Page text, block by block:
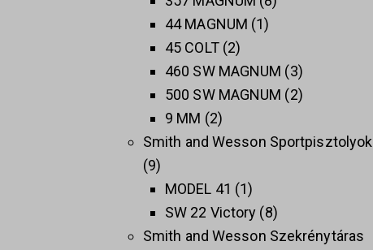
44 MAGNUM 1
45 COLT 2
460 SW MAGNUM
3
500 SW MAGNUM
2
9 MM 2
Smith and Wesson Sportpisztolyok
9
MODEL 41
1
SW 22 Victory 8
Smith and Wesson Szekrénytáras